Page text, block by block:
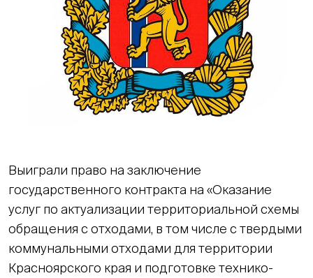
Выиграли право на заключение
государственного контракта на «Оказание
услуг по актуализации территориальной схемы
обращения с отходами, в том числе с твердыми
коммунальными отходами для территории
Красноярского края и подготовке технико-